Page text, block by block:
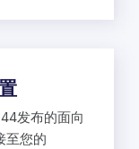
发布的面向
至您的